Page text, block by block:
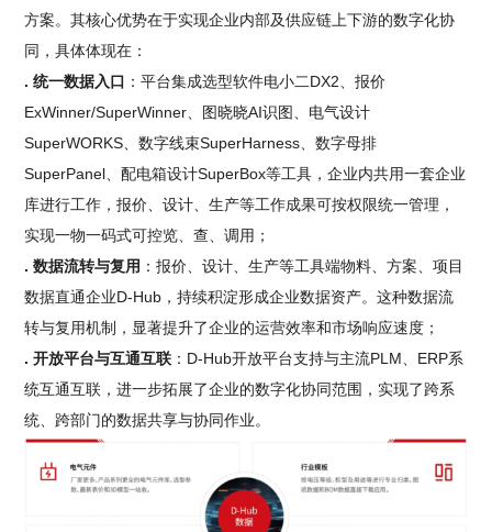
方案。其核心优势在于实现企业内部及供应链上下游的数字化协
同，具体体现在：
. 统一数据入口 ：平台集成选型软件电小二DX2、报价
ExWinner/SuperWinner、图晓晓AI识图、电气设计
SuperWORKS、数字线束SuperHarness、数字母排
SuperPanel、配电箱设计SuperBox等工具，企业内共用一套企业
库进行工作，报价、设计、生产等工作成果可按权限统一管理，
实现一物一码式可控览、查、调用；
. 数据流转与复用 ：报价、设计、生产等工具端物料、方案、项目
数据直通企业D-Hub，持续积淀形成企业数据资产。这种数据流
转与复用机制，显著提升了企业的运营效率和市场响应速度；
. 开放平台与互通互联 ：D-Hub开放平台支持与主流PLM、ERP系
统互通互联，进一步拓展了企业的数字化协同范围，实现了跨系
统、跨部门的数据共享与协同作业。